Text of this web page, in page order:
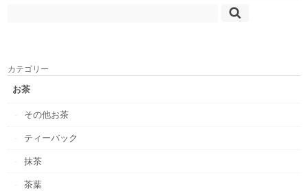
カテゴリー
お茶
その他お茶
ティーバック
抹茶
茶葉